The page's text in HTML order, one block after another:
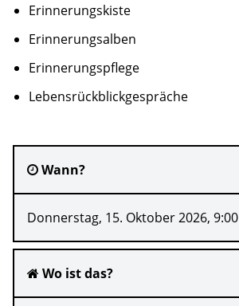
Erinnerungskiste
Erinnerungsalben
Erinnerungspflege
Lebensrückblickgespräche
Wann?
Donnerstag, 15. Oktober 2026,
Wo ist das?